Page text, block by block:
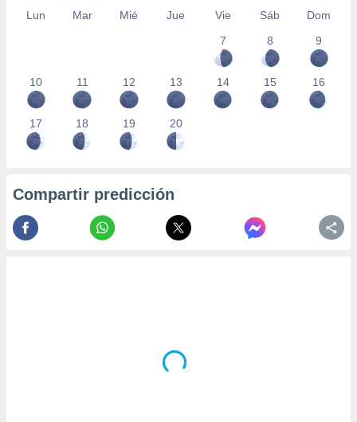
Lun Mar Mié Jue Vie Sáb
Dom
7
8 9
10 11 12 13 14 15 16
17 18 19 20
Compartir predicción